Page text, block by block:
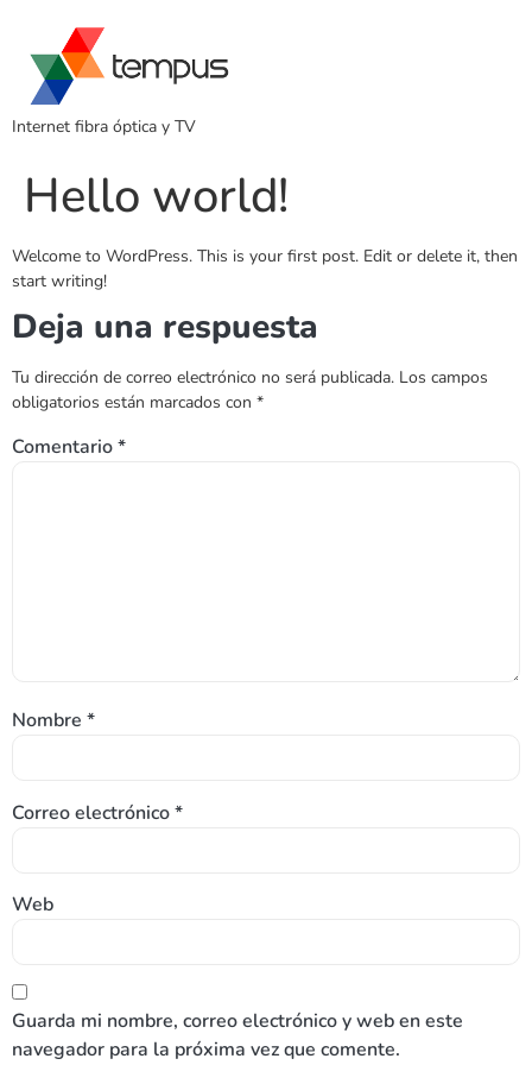
Internet fibra óptica y TV
Hello world!
Welcome to WordPress. This is your first post. Edit or delete it, then
start writing!
Deja una respuesta
Tu dirección de correo electrónico no será publicada. Los campos
obligatorios están marcados con *
Comentario*
Nombre *
Correo electrónico*
Web
Guarda mi nombre, correo electrónico y web en este
navegador para la próxima vez que comente.